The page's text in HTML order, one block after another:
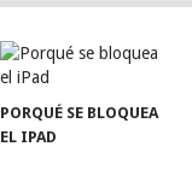
PORQUÉ SE BLOQUEA
EL IPAD